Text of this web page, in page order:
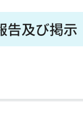
及び掲示